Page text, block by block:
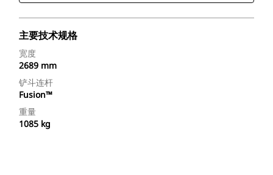
主要技术规格
宽度
2689 mm
铲斗连杆
Fusion™
重量
1085 kg